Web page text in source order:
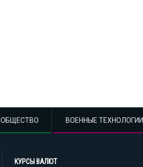
ОБЩЕСТВО ВОЕННЫЕ ТЕХНОЛОГИИ
КУРСЫ ВАЛЮТ